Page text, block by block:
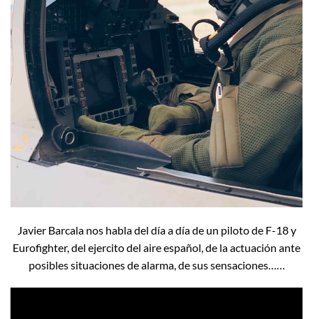
Javier Barcala nos habla del día a día de un piloto de F-18 y
Eurofighter, del ejercito del aire español, de la actuación ante
posibles situaciones de alarma, de sus sensaciones……